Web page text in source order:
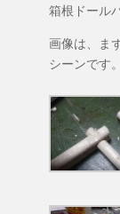
CONTACT
箱根ドール
画像は、ま
シーンです。